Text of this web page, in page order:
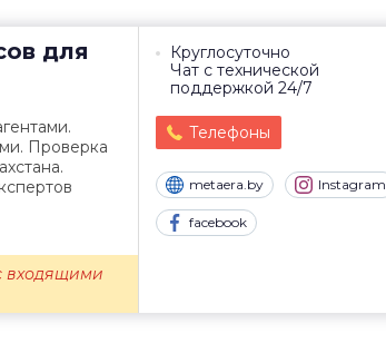
для
Круглосуточно
Чат с технической
поддержкой 24/7
Телефоны
metaera.by Instagram
facebook
Проверка
входящими